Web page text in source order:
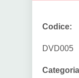
Codice:
DVD005